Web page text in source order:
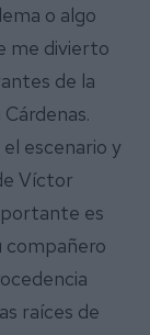
o algo
me divierto
de la
escenario y
Víctor
es
compañero
raíces de